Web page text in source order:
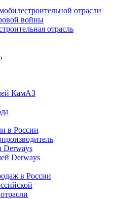
отрасли
войны
отрасль
КамАЗ
в России
Derways
Derways
в России